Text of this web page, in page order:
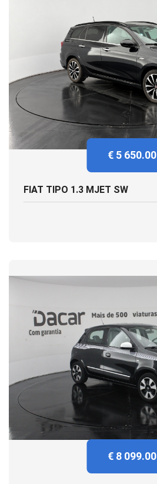
€ 5 650.00
FIAT TIPO 1.3 MJET SW
€ 8 099.00